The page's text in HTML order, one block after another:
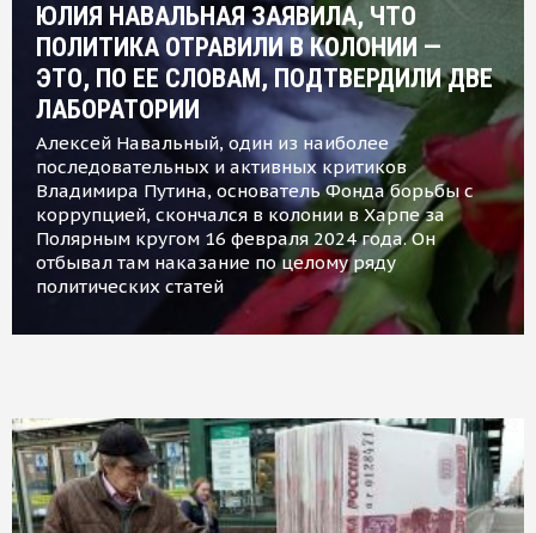
ЮЛИЯ НАВАЛЬНАЯ ЗАЯВИЛА, ЧТО
ПОЛИТИКА ОТРАВИЛИ В КОЛОНИИ —
ЭТО, ПО ЕЕ СЛОВАМ, ПОДТВЕРДИЛИ ДВЕ
ЛАБОРАТОРИИ
Алексей Навальный, один из наиболее
последовательных и активных критиков
Владимира Путина, основатель Фонда борьбы с
коррупцией, скончался в колонии в Харпе за
Полярным кругом 16 февраля 2024 года. Он
отбывал там наказание по целому ряду
политических статей